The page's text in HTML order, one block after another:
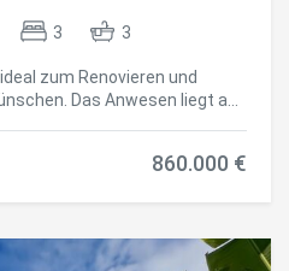
3 3
zum Renovieren und
Das Anwesen liegt an
mit Zugang nach
eines Swimmingpools
bietet. Im
860.000 €